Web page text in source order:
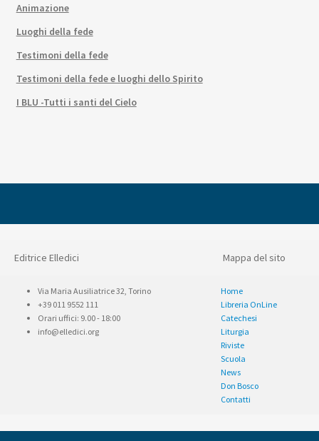
Animazione
Luoghi della fede
Testimoni della fede
Testimoni della fede e luoghi dello Spirito
I BLU -Tutti i santi del Cielo
Editrice Elledici Mappa del sito
Via Maria Ausiliatrice 32, Torino
+39 011 9552 111
Orari uffici: 9.00 - 18:00
info@elledici.org
Home
Libreria OnLine
Catechesi
Liturgia
Riviste
Scuola
News
Don Bosco
Contatti